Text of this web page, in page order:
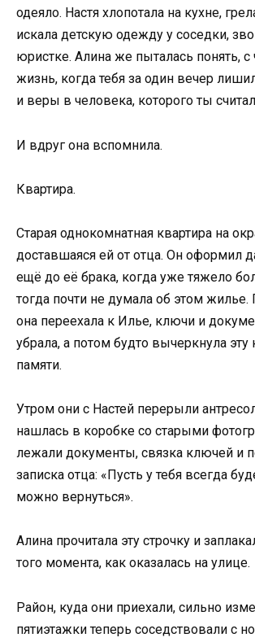
одеяло. Настя хлопотала на кухне,
искала детскую одежду у соседки,
юристке. Алина же пыталась понять, с
жизнь, когда тебя за один вечер
и веры в человека, которого ты
И вдруг она вспомнила.
Квартира.
Старая однокомнатная квартира на
доставшаяся ей от отца. Он оформил
ещё до её брака, когда уже тяжело
тогда почти не думала об этом
она переехала к Илье, ключи и
убрала, а потом будто вычеркнула эту
памяти.
Утром они с Настей перерыли
нашлась в коробке со старыми
лежали документы, связка ключей и
записка отца: «Пусть у тебя всегда
можно вернуться».
Алина прочитала эту строчку и
того момента, как оказалась на улице.
Район, куда они приехали, сильно
пятиэтажки теперь соседствовали с